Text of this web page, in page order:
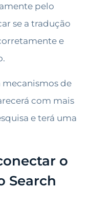
pelo
se a tradução
e
de
com mais
e terá uma
o
Search